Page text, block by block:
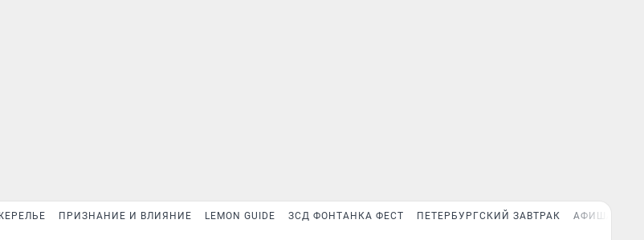
ПРИЗНАНИЕ И ВЛИЯНИЕ LEMON GUIDE ЗСД ФОНТАНКА ФЕСТ ПЕТЕРБУРГСКИЙ ЗАВТРАК АФИША PLUS